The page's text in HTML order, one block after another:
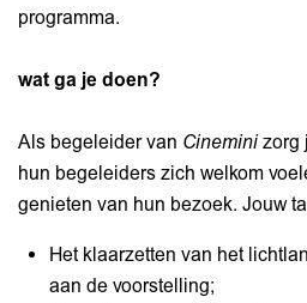
programma.
wat ga je doen?
Als begeleider van Cineminizorg
hun begeleiders zich welkom
genieten van hun bezoek. Jouw
Het klaarzetten van het
aan de voorstelling;